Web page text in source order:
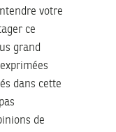
votre
ce
grand
dans cette
de